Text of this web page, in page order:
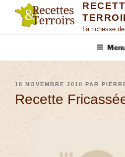
La richesse
18 NOVEMBRE 2010 PAR
Recette